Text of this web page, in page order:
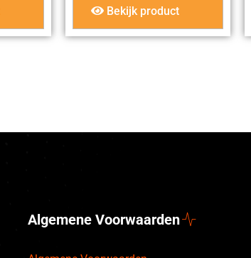
Bekijk product
Algemene Voorwaarden